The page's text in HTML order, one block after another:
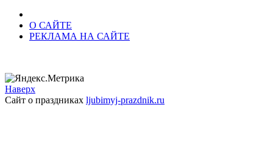
О САЙТЕ
РЕКЛАМА НА САЙТЕ
Наверх
Сайт о праздниках ljubimyj-prazdnik.ru